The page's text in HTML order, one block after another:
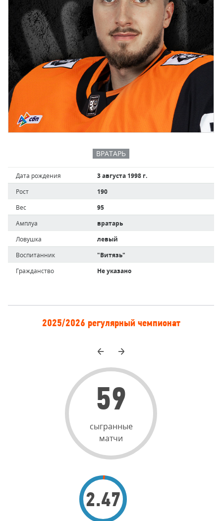
ВРАТАРЬ
Дата рождения
3 августа 1998 г.
Рост
190
Вес
95
Амплуа
вратарь
Ловушка
левый
Воспитанник
"Витязь"
Гражданство
Не указано
Статистика2025/2026 регулярный чемпионат
Назад Вперёд
сыгранные
матчи
59
2.47